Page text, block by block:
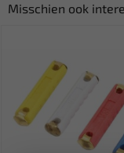
Misschien ook